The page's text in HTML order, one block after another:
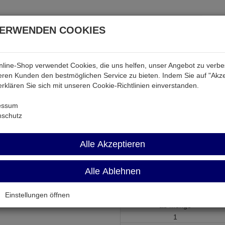
& Akkus Audio & Video Strom Tab &
Akkus
2CR5P-BP1
Lithium-Batterie 6,0Volt
1
COOKIES
Shop verwendet Cookies, die uns helfen, unser Angebot zu
Kunden den bestmöglichen Service zu bieten. Indem Sie auf
Sie sich mit unseren Cookie-Richtlinien einverstanden.
Alle Akzeptieren
Alle Ablehnen
Einstellungen öffnen